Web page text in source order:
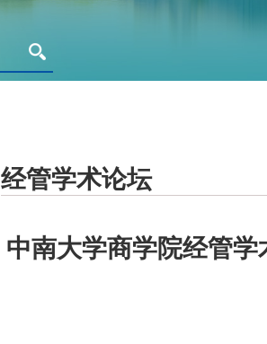
经管学术论坛
中南大学商学院经管